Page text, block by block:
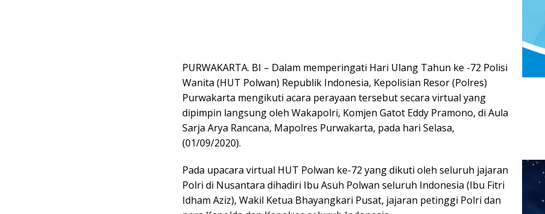
PURWAKARTA. BI – Dalam memperingati Hari Ulang Tahun ke -72 Polisi
Wanita (HUT Polwan) Republik Indonesia, Kepolisian Resor (Polres)
Purwakarta mengikuti acara perayaan tersebut secara virtual yang
dipimpin langsung oleh Wakapolri, Komjen Gatot Eddy Pramono, di Aula
Sarja Arya Rancana, Mapolres Purwakarta, pada hari Selasa,
(01/09/2020).
Pada upacara virtual HUT Polwan ke-72 yang dikuti oleh seluruh jajaran
Polri di Nusantara dihadiri Ibu Asuh Polwan seluruh Indonesia (Ibu Fitri
Idham Aziz), Wakil Ketua Bhayangkari Pusat, jajaran petinggi Polri dan